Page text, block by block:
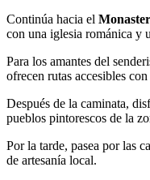
Continúa hacia el
con una iglesia románica y
Para los amantes del
ofrecen rutas accesibles
Después de la caminata,
pueblos pintorescos de la
Por la tarde, pasea por las
de artesanía local.